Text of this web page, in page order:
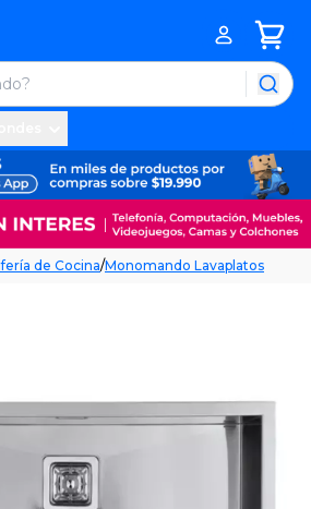
de Cocina/Monomando Lavaplatos